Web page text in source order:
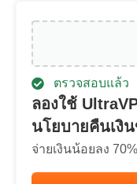
ตรวจสอบแล้ว
ลองใช้
นโยบายคืนเงิ
จ่ายเงินน้อยลง 70